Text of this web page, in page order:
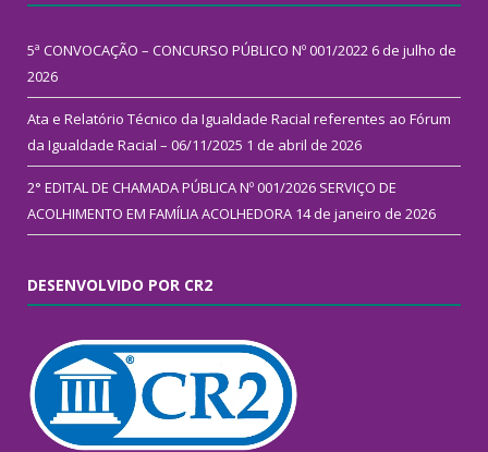
5ª CONVOCAÇÃO – CONCURSO PÚBLICO Nº 001/2022 6 de julho de
2026
Ata e Relatório Técnico da Igualdade Racial referentes ao Fórum
da Igualdade Racial – 06/11/2025 1 de abril de 2026
2° EDITAL DE CHAMADA PÚBLICA Nº 001/2026 SERVIÇO DE
ACOLHIMENTO EM FAMÍLIA ACOLHEDORA 14 de janeiro de 2026
DESENVOLVIDO POR CR2